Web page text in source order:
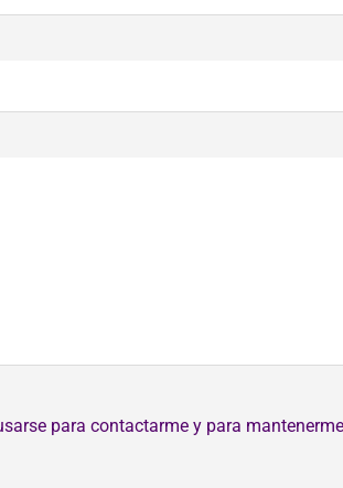
para contactarme y para